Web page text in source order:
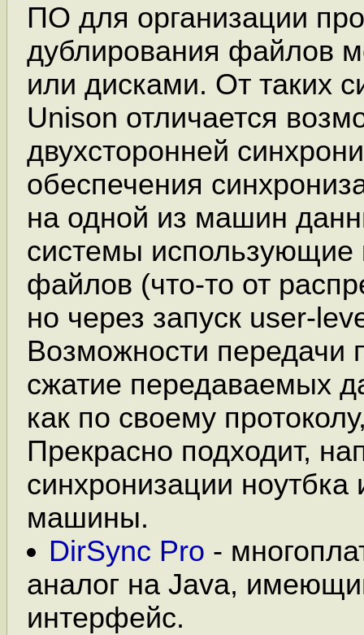
ПО для организации
дублирования файлов
или дисками. От таких
Unison отличается
двухсторонней
обеспечения
на одной из машин
системы использующие
файлов (что-то от
но через запуск user-
Возможности передачи
сжатие передаваемых
как по своему
Прекрасно подходит,
синхронизации ноутбка
машины.
DirSync Pro -
аналог на Java,
интерфейс.